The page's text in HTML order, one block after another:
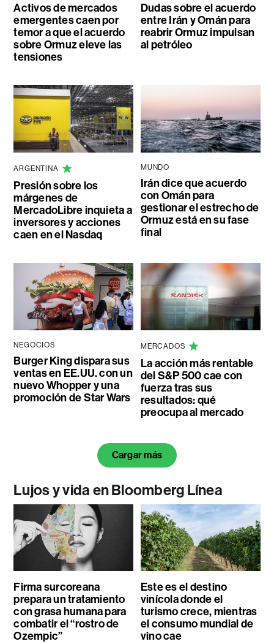
Activos de mercados
emergentes caen por
temor a que el acuerdo
sobre Ormuz eleve las
tensiones
Dudas sobre el acuerdo
entre Irán y Omán para
reabrir Ormuz impulsan
al petróleo
ARGENTINA
Presión sobre los
márgenes de
MercadoLibre inquieta a
inversores y acciones
caen en el Nasdaq
MUNDO
Irán dice que acuerdo
con Omán para
gestionar el estrecho de
Ormuz está en su fase
final
NEGOCIOS
Burger King dispara sus
ventas en EE.UU. con un
nuevo Whopper y una
promoción de Star Wars
MERCADOS
La acción más rentable
del S&P 500 cae con
fuerza tras sus
resultados: qué
preocupa al mercado
Cargar más
Lujos y vida en Bloomberg Línea
Firma surcoreana
prepara un tratamiento
con grasa humana para
combatir el “rostro de
Ozempic”
Este es el destino
vinícola donde el
turismo crece, mientras
el consumo mundial de
vino cae